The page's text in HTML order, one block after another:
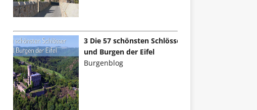
3 Die 57 schönsten Schlösser
und Burgen der Eifel
Burgenblog